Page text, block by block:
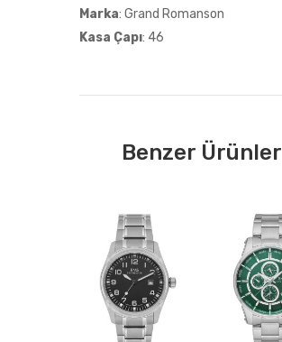
Marka: Grand Romanson
Kasa Çapı: 46
Benzer Ürünler